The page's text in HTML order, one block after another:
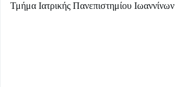
Τμήμα Ιατρικής Πανεπιστημίου Ιωαννίνων